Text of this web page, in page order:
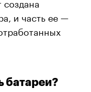
и часть ее —
батареи?